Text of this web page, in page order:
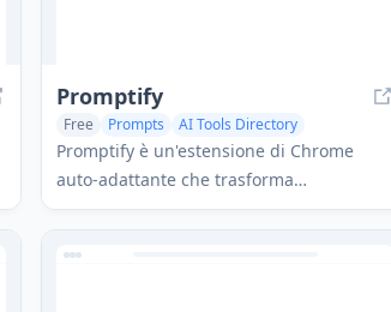
Promptify
Free Prompts AI Tools Directory
Promptify è un'estensione di Chrome
auto-adattante che trasforma
automaticamente semplici prompt in